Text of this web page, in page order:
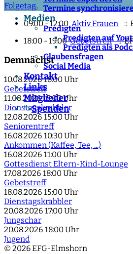
Termine
Medien
Predigten
Predigten auf
Predigten als
Glaubensfragen
Social Media
Kontakt
Links
Mitglieder
">Spenden
Folgetag
09:00 - 12:00Aktiv Frauen
::
18:00 - 19:00Gebetstreff ::
Demnächst
10.08.2026 18:00 Uhr
Gebetstreff
11.08.2026 15:00 Uhr
Dienstagskrabbler
12.08.2026 15:00 Uhr
Seniorentreff
16.08.2026 10:30 Uhr
Ankommen (Kaffee, Tee, ...)
16.08.2026 11:00 Uhr
Gottesdienst Eltern-Kind-Lounge
17.08.2026 18:00 Uhr
Gebetstreff
18.08.2026 15:00 Uhr
Dienstagskrabbler
20.08.2026 17:00 Uhr
Jungschar
20.08.2026 18:00 Uhr
Jugend
© 2026 EFG-Elmshorn